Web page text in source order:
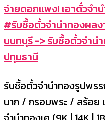
จ่ายดอกแพง! เอาตั๋วจำ
#รับซื้อตั๋วจำนำทองผลง
นนทบุรี -> รับซื้อตั๋วจำน
ปทุมธานี
รับซื้อตั๋วจำนำทองรูปพ
นาก / กรอบพระ / สร้อย